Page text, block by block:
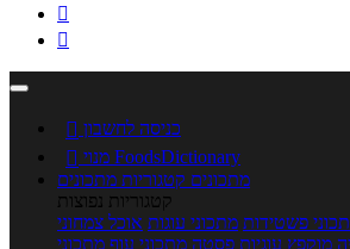


 כניסה לחשבון

מנוי FoodsDictionary
מתכונים קטגוריות מתכונים
קטגוריות נפוצות
פשטידות מתכוני עוגות אוכל צמחוני
מוקפץ עוגיות פסטה מתכוני עוף מתכוני